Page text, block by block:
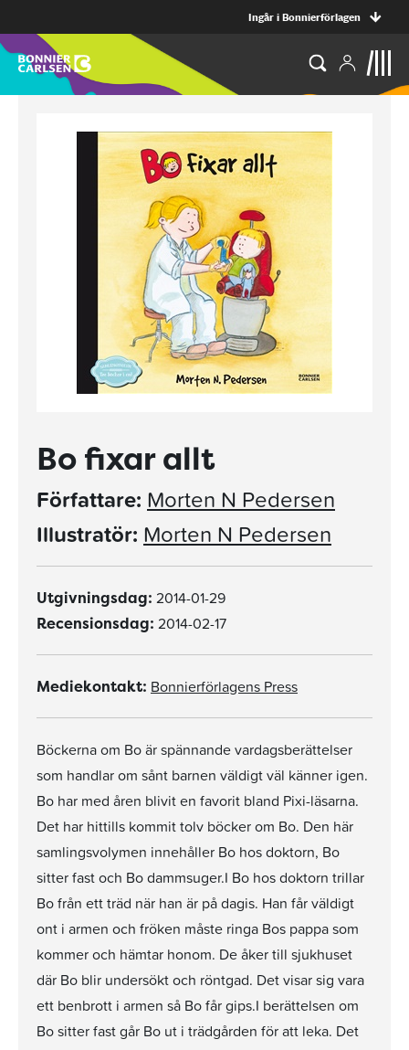
Ingår i Bonnierförlagen
Bo fixar allt
Författare: Morten N Pedersen
Illustratör: Morten N Pedersen
Utgivningsdag: 2014-01-29
Recensionsdag: 2014-02-17
Mediekontakt: Bonnierförlagens Press
Böckerna om Bo är spännande vardagsberättelser
som handlar om sånt barnen väldigt väl känner igen.
Bo har med åren blivit en favorit bland Pixi-läsarna.
Det har hittills kommit tolv böcker om Bo. Den här
samlingsvolymen innehåller Bo hos doktorn, Bo
sitter fast och Bo dammsuger.I Bo hos doktorn trillar
Bo från ett träd när han är på dagis. Han får väldigt
ont i armen och fröken måste ringa Bos pappa som
kommer och hämtar honom. De åker till sjukhuset
där Bo blir undersökt och röntgad. Det visar sig vara
ett benbrott i armen så Bo får gips.I berättelsen om
Bo sitter fast går Bo ut i trädgården för att leka. Det